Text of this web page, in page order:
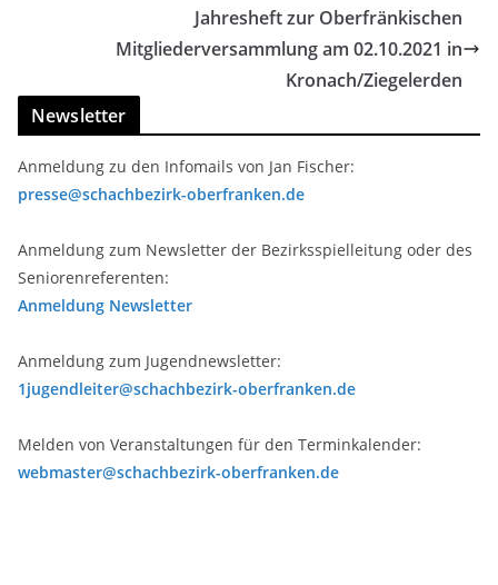
Jahresheft zur Oberfränkischen
Mitgliederversammlung am 02.10.2021 in
Kronach/Ziegelerden
Newsletter
Anmeldung zu den Infomails von Jan Fischer:
presse@schachbezirk-oberfranken.de
Anmeldung zum Newsletter der Bezirksspielleitung oder des
Seniorenreferenten:
Anmeldung Newsletter
Anmeldung zum Jugendnewsletter:
1jugendleiter@schachbezirk-oberfranken.de
Melden von Veranstaltungen für den Terminkalender:
webmaster@schachbezirk-oberfranken.de